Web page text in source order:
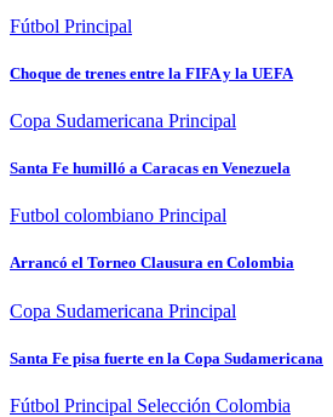
Fútbol Principal
Choque de trenes entre la FIFA y la UEFA
Copa Sudamericana Principal
Santa Fe humilló a Caracas en Venezuela
Futbol colombiano Principal
Arrancó el Torneo Clausura en Colombia
Copa Sudamericana Principal
Santa Fe pisa fuerte en la Copa Sudamericana
Fútbol Principal Selección Colombia